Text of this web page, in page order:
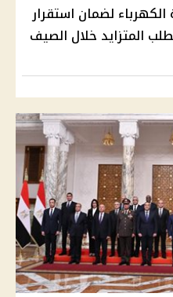
لضمان استقرار
المتزايد خلال الصيف